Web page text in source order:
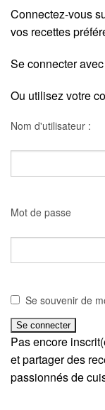
Connectez-vous
vos recettes
Se connecter
Ou utilisez votre
Nom d'utilisateur :
Mot de passe
Se souvenir de
Pas encore
et partager des
passionnés de